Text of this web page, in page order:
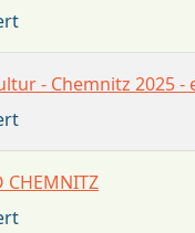
- Chemnitz
CHEMNITZ